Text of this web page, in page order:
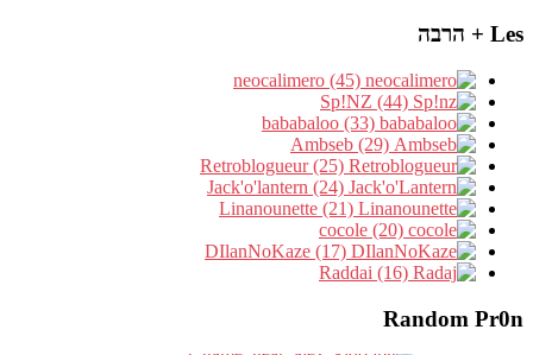
Les + הרבה
Random Pr0n